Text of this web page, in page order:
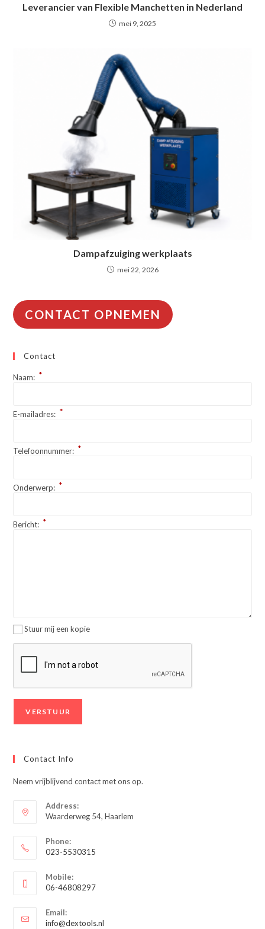
Leverancier van Flexible Manchetten in Nederland
mei 9, 2025
Dampafzuiging werkplaats
mei 22, 2026
CONTACT OPNEMEN
Contact
Naam: *
E-mailadres: *
Telefoonnummer: *
Onderwerp: *
Bericht: *
Stuur mij een kopie
Contact Info
Neem vrijblijvend contact met ons op.
Address:
Waarderweg 54, Haarlem
Phone:
023-5530315
in
toepassing
Mobile:
06-46808297
in
Email:
info@dextools.nl